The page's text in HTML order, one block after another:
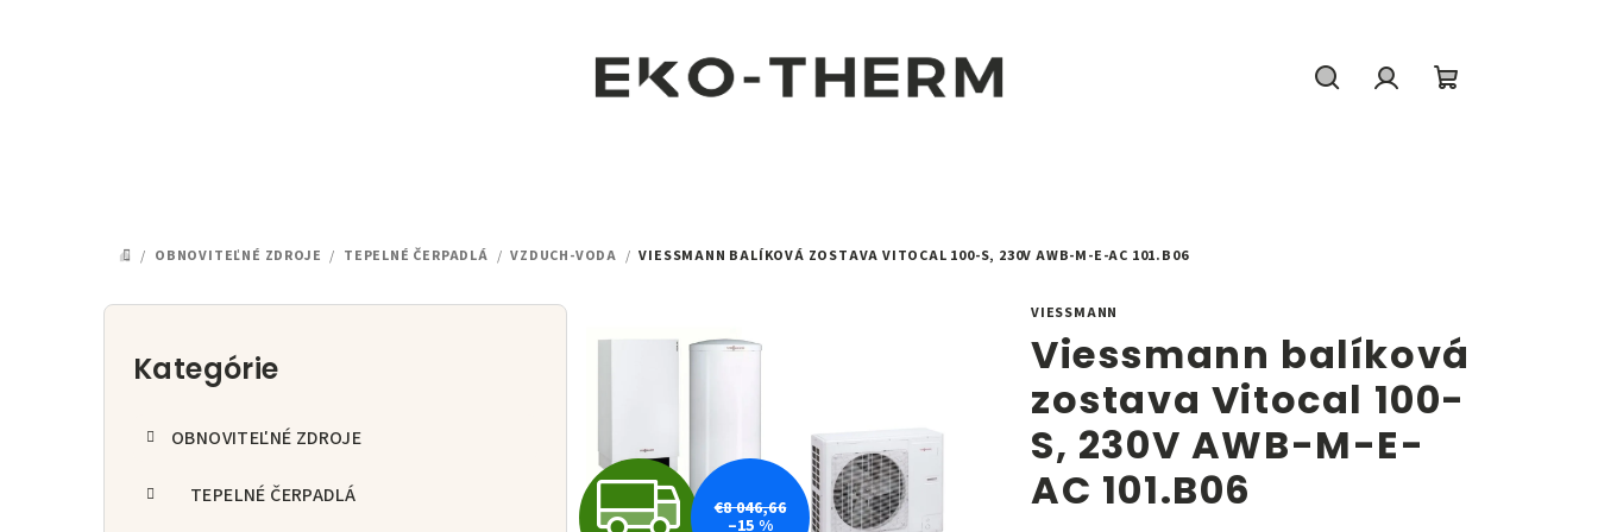
DOMOV
/ OBNOVITEĽNÉ ZDROJE / TEPELNÉ ČERPADLÁ / VZDUCH-VODA / VIESSMANN BALÍKOVÁ ZOSTAVA VITOCAL 100-S, 230V AWB-M-E-AC 101.B06
B
Preskočiť
kategórie
Kategórie
OBNOVITEĽNÉ ZDROJE
TEPELNÉ ČERPADLÁ
VIESSMANN
Viessmann balíková
zostava Vitocal 100-
S, 230V AWB-M-E-
AC 101.B06
Z€8 046,66
–15 %